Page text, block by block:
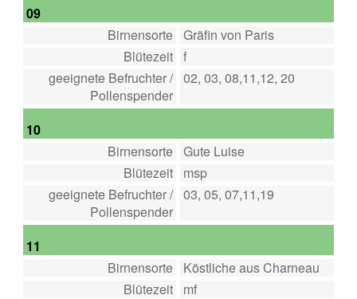
09
Birnensorte Gräfin von Paris
Blütezeit f
geeignete Befruchter /
Pollenspender
02, 03, 08,11,12, 20
10
Birnensorte Gute Luise
Blütezeit
msp
geeignete Befruchter /
Pollenspender
03, 05, 07,11,19
11
Birnensorte
Köstliche aus Charneau
Blütezeit
mf